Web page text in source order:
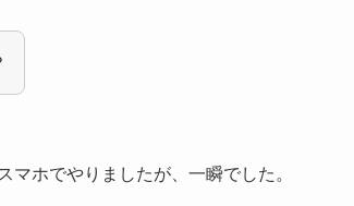
ホでやりましたが、一瞬でした。